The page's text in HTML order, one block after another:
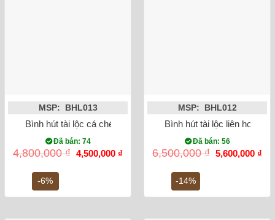
-6%
MSP: BHL013
Bình hút tài lộc cá chép hóa rồng vượt vũ môn vẽ vàng
Đã bán: 74
4,800,000₫ Giá
gốc
4,500,000 ₫
4,500,000 ₫.
-14%
MSP: BHL012
Bình hút tài lộc liên hoa
Đã bán: 56
6,500,000₫ Giá
gốc
5,600,000 ₫